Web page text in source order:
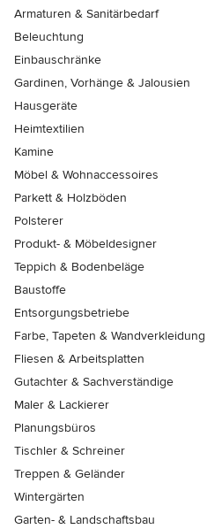
Armaturen & Sanitärbedarf
Beleuchtung
Einbauschränke
Gardinen, Vorhänge & Jalousien
Hausgeräte
Heimtextilien
Kamine
Möbel & Wohnaccessoires
Parkett & Holzböden
Polsterer
Produkt- & Möbeldesigner
Teppich & Bodenbeläge
Baustoffe
Entsorgungsbetriebe
Farbe, Tapeten & Wandverkleidung
Fliesen & Arbeitsplatten
Gutachter & Sachverständige
Maler & Lackierer
Planungsbüros
Tischler & Schreiner
Treppen & Geländer
Wintergärten
Garten- & Landschaftsbau